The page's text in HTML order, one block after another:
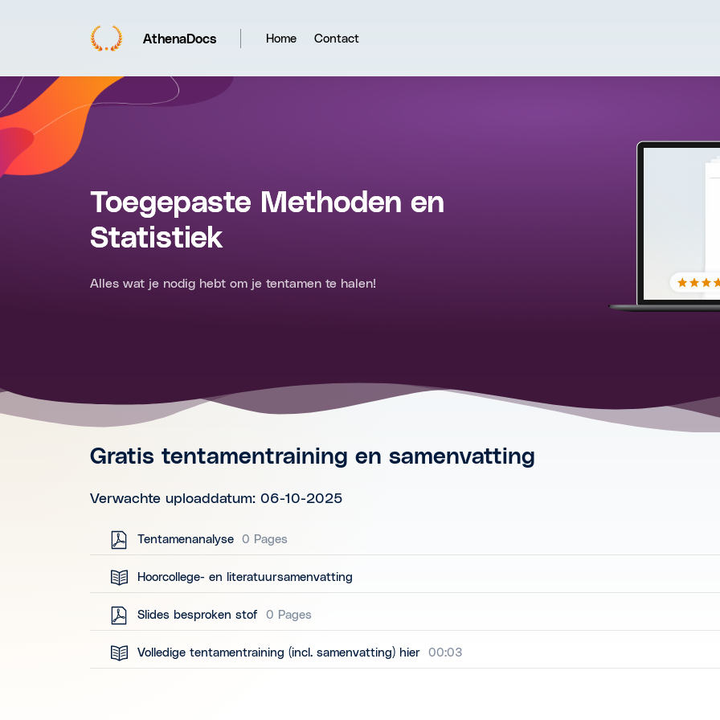
AthenaDocs Home Contact
Toegepaste Methoden en
Statistiek
Alles wat je nodig hebt om je tentamen te halen!
Gratis tentamentraining en samenvatting
Verwachte uploaddatum: 06-10-2025
Tentamenanalyse 0 Pages
Hoorcollege- en literatuursamenvatting
Slides besproken stof 0 Pages
Volledige tentamentraining (incl. samenvatting) hier 00:03